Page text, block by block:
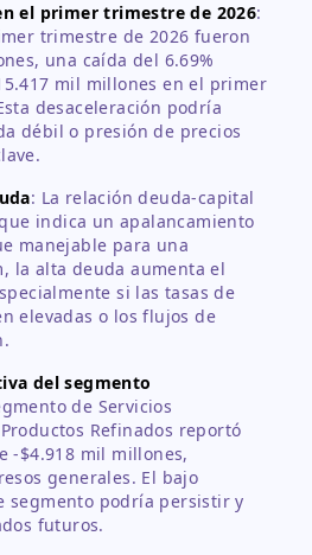
el primer trimestre de 2026:
trimestre de 2026 fueron
una caída del 6.69%
mil millones en el primer
desaceleración podría
débil o presión de precios
: La relación deuda-capital
indica un apalancamiento
manejable para una
la alta deuda aumenta el
si las tasas de
elevadas o los flujos de
del segmento
de Servicios
Refinados reportó
-$4.918 mil millones,
generales. El bajo
segmento podría persistir y
futuros.